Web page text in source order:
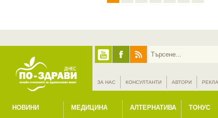
ЗА НАС КОНСУЛТАНТИ АВТОРИ
НОВИНИ
МЕДИЦИНА
АЛТЕРНАТИВА
ТОНУС